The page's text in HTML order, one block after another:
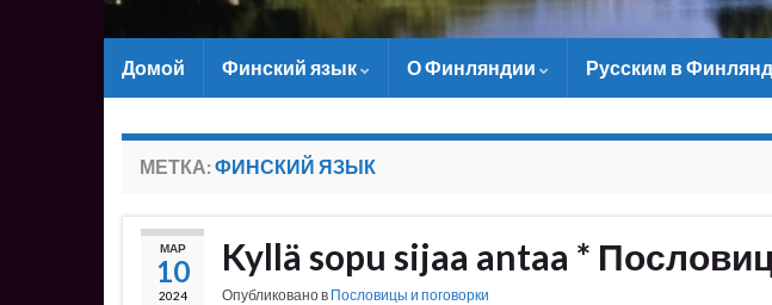
Домой Финский язык О Финляндии Русским в
МЕТКА: ФИНСКИЙ ЯЗЫК
МАР
10
2024
Kyllä sopu sijaa antaa *
Опубликовано в Пословицы и поговорки